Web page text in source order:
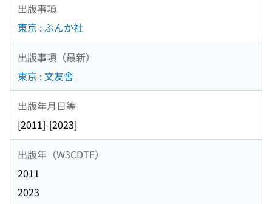
出版事項
東京 : ぶんか社
出版事項（最新）
東京 : 文友舎
出版年月日等
[2011]-[2023]
出版年（W3CDTF）
2011
2023